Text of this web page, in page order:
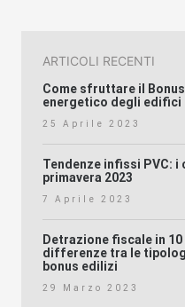
ARTICOLI RECENTI
Come sfruttare il
energetico degli edifici
25 Aprile 2023
Tendenze infissi PVC: i
primavera 2023
7 Aprile 2023
Detrazione fiscale in
differenze tra le
bonus edilizi
29 Marzo 2023